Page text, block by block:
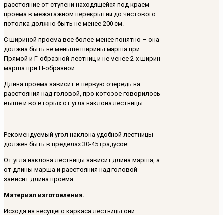
расстояние от ступени находящейся под краем
проема в межэтажном перекрытии до чистового
потолка должно быть не менее 200 см.
С шириной проема все более-менее понятно – она
должна быть не меньше ширины марша при
Прямой и Г-образной лестниц и не менее 2-х ширин
марша при П-образной
Длина проема зависит в первую очередь на
расстояния над головой, про которое говорилось
выше и во вторых от угла наклона лестницы.
Рекомендуемый угол наклона удобной лестницы
должен быть в пределах 30-45 градусов.
От угла наклона лестницы зависит длина марша, а
от длины марша и расстояния над головой
зависит длина проема.
Материал изготовления.
Исходя из несущего каркаса лестницы они